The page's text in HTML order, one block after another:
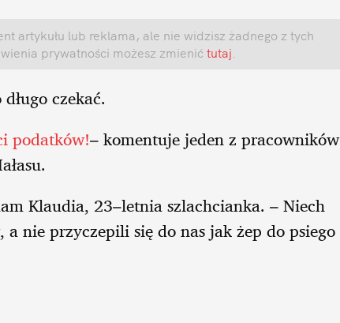
artykułu lub reklama, ale nie widzisz żadnego z tych
prywatności możesz zmienić tutaj
czekać.
podatków!– komentuje jeden z pracowników
Klaudia, 23–letnia szlachcianka. – Niech
nie przyczepili się do nas jak żep do psiego